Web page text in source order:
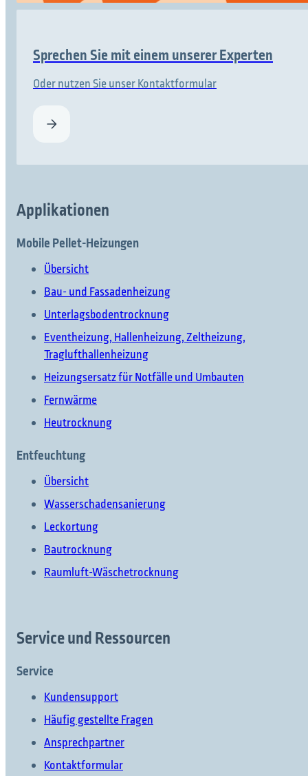
Sprechen Sie mit einem unserer Experten
Oder nutzen Sie unser Kontaktformular
Applikationen
Mobile Pellet-Heizungen
Übersicht
Bau- und Fassadenheizung
Unterlagsbodentrocknung
Eventheizung, Hallenheizung, Zeltheizung,
Traglufthallenheizung
Heizungsersatz für Notfälle und Umbauten
Fernwärme
Heutrocknung
Entfeuchtung
Übersicht
Wasserschadensanierung
Leckortung
Bautrocknung
Raumluft-Wäschetrocknung
Service und Ressourcen
Service
Kundensupport
Häufig gestellte Fragen
Ansprechpartner
Kontaktformular